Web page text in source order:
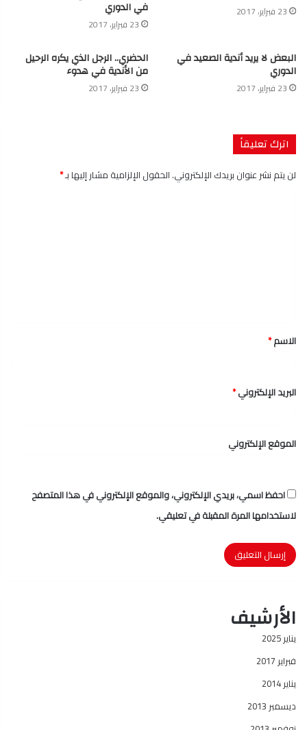
23 فبراير، 2017 في الدوري
23 فبراير، 2017
البعض لا يريد أندية الصعيد في
الدوري
23 فبراير، 2017
الحضري.. الرجل الذي يكره الرحيل
من الأندية في هدوء
23 فبراير، 2017
اترك تعليقاً
لن يتم نشر عنوان بريدك الإلكتروني.الحقول الإلزامية مشار إليها بـ*
*
الاسم*
البريد الإلكتروني*
الموقع الإلكتروني
احفظ اسمي، بريدي الإلكتروني، والموقع الإلكتروني في هذا المتصفح
لاستخدامها المرة المقبلة في تعليقي.
الأرشيف
يناير 2025
فبراير 2017
يناير 2014
ديسمبر 2013